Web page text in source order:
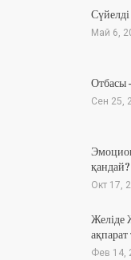
Май 6,
Отбасы
Сен 25,
қандай?
Окт 17,
Желіде
Фев 14,